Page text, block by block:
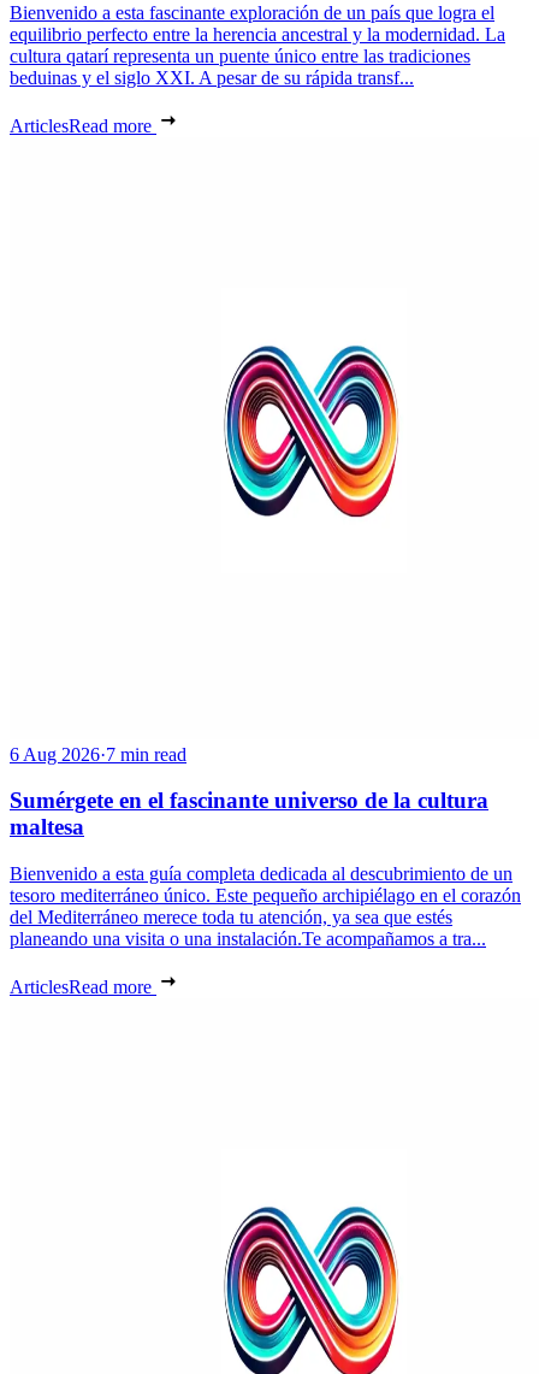
Bienvenido a esta fascinante exploración de un país que logra el
equilibrio perfecto entre la herencia ancestral y la modernidad. La
cultura qatarí representa un puente único entre las tradiciones
beduinas y el siglo XXI. A pesar de su rápida transf...
ArticlesRead more
6 Aug 2026·7 min read
Sumérgete en el fascinante universo de la cultura
maltesa
Bienvenido a esta guía completa dedicada al descubrimiento de un
tesoro mediterráneo único. Este pequeño archipiélago en el corazón
del Mediterráneo merece toda tu atención, ya sea que estés
planeando una visita o una instalación.Te acompañamos a tra...
ArticlesRead more